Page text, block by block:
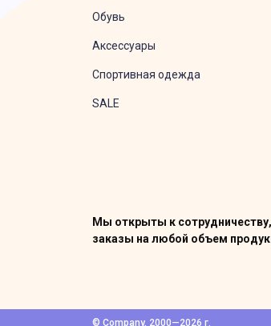
Обувь
Аксессуары
Спортивная одежда
SALE
Мы открыты к
заказы на любой объем
© Company, 2000—2026 г.